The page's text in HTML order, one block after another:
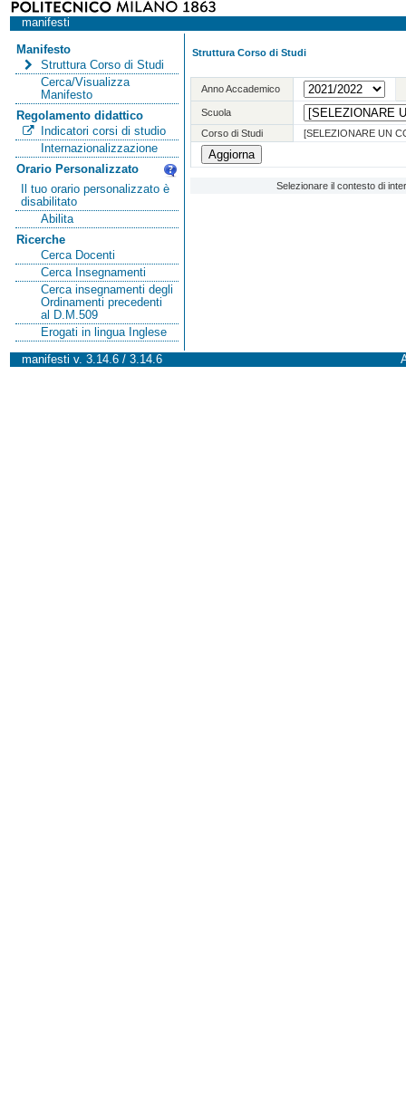
manifesti
Manifesto
Struttura Corso di Studi
Cerca/Visualizza
Manifesto
Regolamento didattico
Indicatori corsi di studio
Internazionalizzazione
Orario Personalizzato
Il tuo orario personalizzato è
disabilitato
Abilita
Ricerche
Cerca Docenti
Cerca Insegnamenti
Cerca insegnamenti degli
Ordinamenti precedenti
al D.M.509
Erogati in lingua Inglese
Struttura Corso di Studi
Anno Accademico
Scuola
Corso di Studi
[SELEZIONARE UN
Selezionare il contesto di
manifesti v. 3.14.6 / 3.14.6